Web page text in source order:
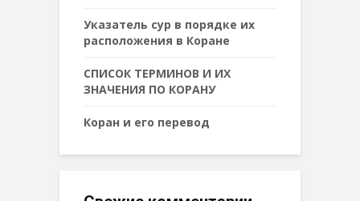
Указатель сур в порядке их
расположения в Коране
СПИСОК ТЕРМИНОВ И ИХ
ЗНАЧЕНИЯ ПО КОРАНУ
Коран и его перевод